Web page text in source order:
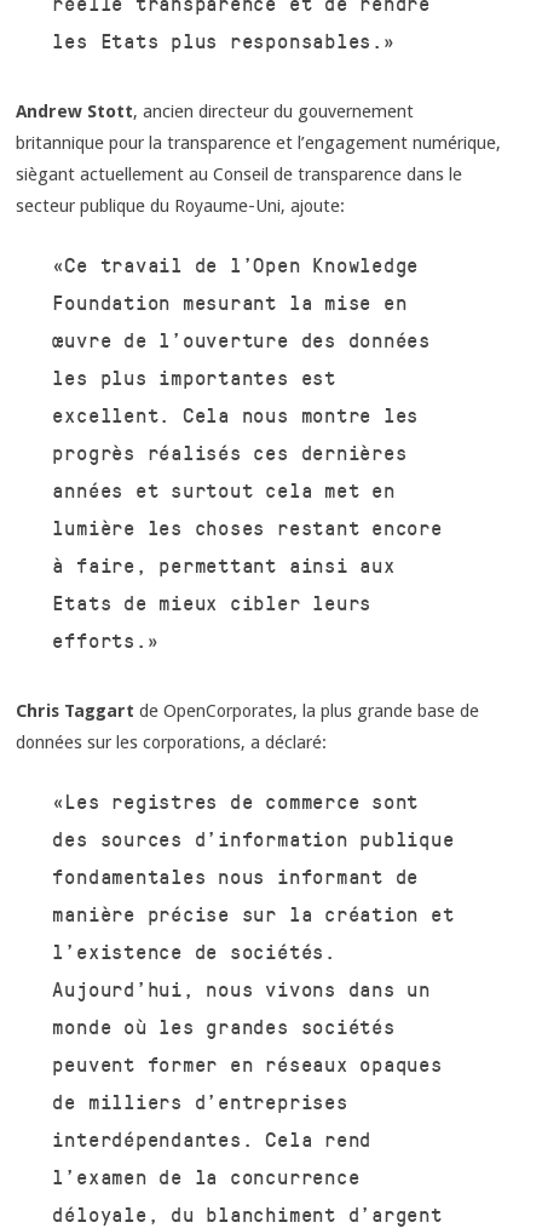
les Etats plus responsables.»
Andrew Stott, ancien directeur du gouvernement
britannique pour la transparence et l’engagement numérique,
siègant actuellement au Conseil de transparence dans le
secteur publique du Royaume-Uni, ajoute:
«Ce travail de l’Open Knowledge
Foundation mesurant la mise en
œuvre de l’ouverture des données
les plus importantes est
excellent. Cela nous montre les
progrès réalisés ces dernières
années et surtout cela met en
lumière les choses restant encore
à faire, permettant ainsi aux
Etats de mieux cibler leurs
efforts.»
Chris Taggart de OpenCorporates, la plus grande base de
données sur les corporations, a déclaré:
«Les registres de commerce sont
des sources d’information publique
fondamentales nous informant de
manière précise sur la création et
l’existence de sociétés.
Aujourd’hui, nous vivons dans un
monde où les grandes sociétés
peuvent former en réseaux opaques
de milliers d’entreprises
interdépendantes. Cela rend
l’examen de la concurrence
déloyale, du blanchiment d’argent